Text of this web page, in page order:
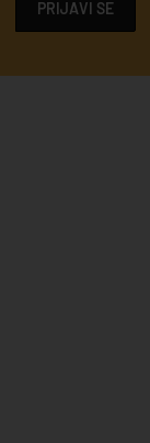
PRIJAVI SE